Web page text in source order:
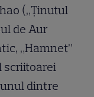
(„Ținutul
de Aur
„Hamnet”
scriitoarei
unul dintre